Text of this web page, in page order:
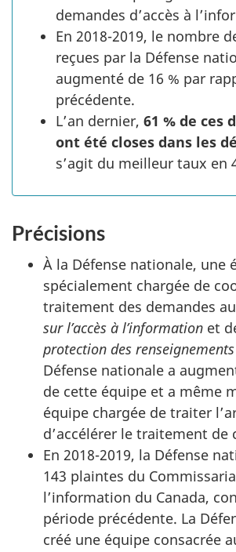
demandes d’accès à
En 2018-2019, le nombre
reçues par la Défense
augmenté de 16 % par
précédente.
L’an dernier, 61 % de ces
ont été closes dans les
s’agit du meilleur taux en
Précisions
À la Défense nationale, une
spécialement chargée de
traitement des demandes
sur l’accès à l’information et
protection des
Défense nationale a
de cette équipe et a même
équipe chargée de traiter
d’accélérer le traitement de
En 2018-2019, la Défense
143 plaintes du
l’information du Canada,
période précédente. La
créé une équipe consacrée